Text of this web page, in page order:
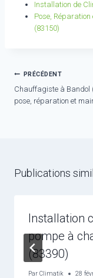
Installation de
Pose,
(83150)
Navigation
de
l’article
PRÉCÉDENT
Chauffagiste à Bandol
pose, réparation et
Publications
Installation
pompe à
(83390)
Par Climatik 28